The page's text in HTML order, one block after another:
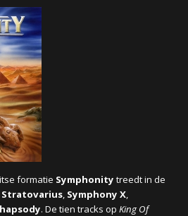
INTERVIEWS
CONCERTEN
LINKS
formatie Symphonity treedt in de
Stratovarius, Symphony X,
. De tien tracks op King Of